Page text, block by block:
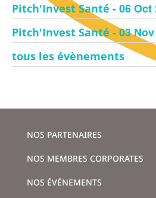
Pitch'Invest Santé - 06 Oct
Pitch'Invest Santé - 03
tous les évènements
NOS PARTENAIRES
NOS MEMBRES CORPORATES
NOS ÉVÉNEMENTS